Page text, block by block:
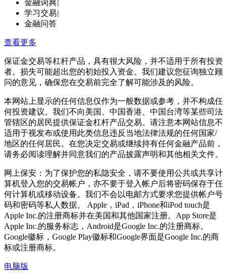
金融词典|
学习交易|
金融问答
查看更多
保证金交易等杠杆产品，具有很大风险，并不适用于所有投资
者。损失可能超出您的初始投入资金。我们建议您征询独立顾
问的意见，确保您在交易前完全了解可能涉及的风险。
本网站上显示的任何信息仅作为一般数据或参考，并不构成任
何投资建议。我们不向美国、中国香港、中国台湾等某些司法
管辖区的居民提供保证金杠杆产品交易。请注意本网站信息不
适用于视发布或使用此类信息违反当地法律法规的任何国家/
地区的任何居民。在您决定交易或继续持有任何金融产品前，
请务必阅读理解并同意我们的产品披露声明和其他相关文件。
网上保安：为了保护您的私隐安全，请不要使用公共或共享计
算机登入您的交易帐户，亦不要于登入帐户后将密码保存于任
何计算机或移动设备。我们不会以电邮方式要求您提供帐户号
码和密码等私人数据。 Apple，iPad，iPhone和iPod touch是
Apple Inc.的注册商标并在美国和其他国家注册。App Store是
Apple Inc.的服务标志，Android是Google Inc.的注册商标。
Google徽标，Google Play徽标和Google界面是Google Inc.的商
标或注册商标。
电脑版